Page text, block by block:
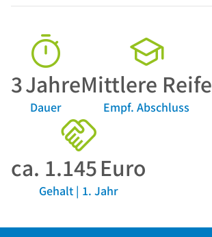
3Jahre
Dauer
Mittlere Reife
Empf. Abschluss
ca. 1.145Euro
Gehalt | 1. Jahr